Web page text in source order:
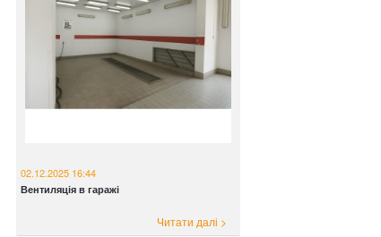
02.12.2025 16:44
Вентиляція в гаражі
Читати далі >